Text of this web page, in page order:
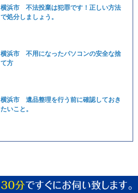
横浜市 不法投棄は犯罪です！正しい方法
で処分しましょう。
横浜市 不用になったパソコンの安全な捨
て方
横浜市 遺品整理を行う前に確認しておき
たいこと。